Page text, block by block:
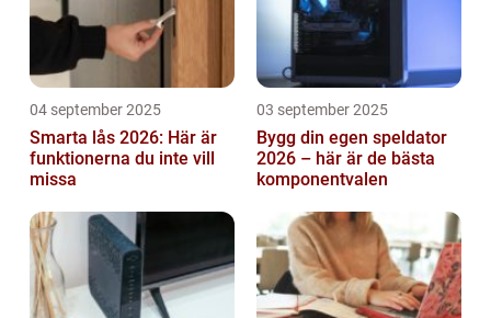
04 september 2025
Smarta lås 2026: Här är
funktionerna du inte vill
missa
03 september 2025
Bygg din egen speldator
2026 – här är de bästa
komponentvalen